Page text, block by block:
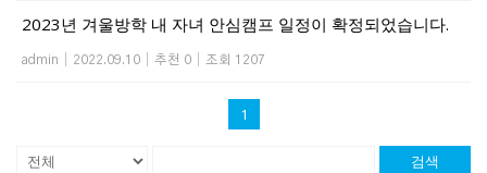
2023년 겨울방학 내 자녀 안심캠프 일정이 확정되었습니다.
admin 2022.09.10 추천 0 조회 1207
1
검색